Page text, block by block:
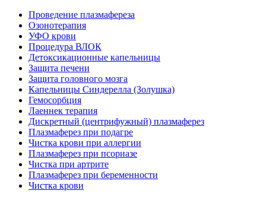
Проведение плазмафереза
Озонотерапия
УФО крови
Процедура ВЛОК
Детоксикационные капельницы
Защита печени
Защита головного мозга
Капельницы Синдерелла (Золушка)
Гемосорбция
Лаеннек терапия
Дискретный (центрифужный) плазмаферез
Плазмаферез при подагре
Чистка крови при аллергии
Плазмаферез при псориазе
Чистка при артрите
Плазмаферез при беременности
Чистка крови